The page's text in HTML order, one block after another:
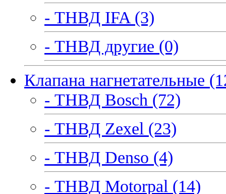
- ТНВД IFA (3)
- ТНВД другие (0)
Клапана нагнетательные
- ТНВД Bosch (72)
- ТНВД Zexel (23)
- ТНВД Denso (4)
- ТНВД Motorpal (14)